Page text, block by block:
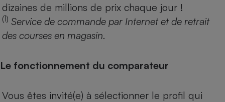
dizaines de millions de prix chaque jour !
(1) Service de commande par Internet et de retrait
des courses en magasin.
Le fonctionnement du comparateur
Vous êtes invité(e) à sélectionner le profil qui